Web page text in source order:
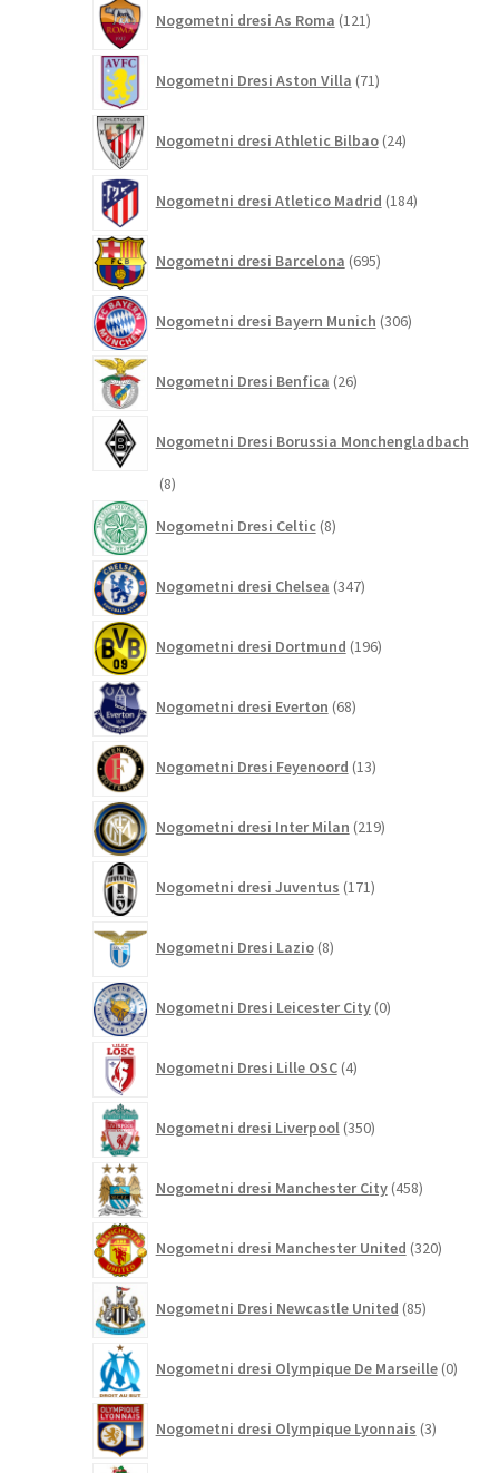
Nogometni dresi As Roma 121izdelkov
Nogometni Dresi Aston Villa 71izdelkov
Nogometni dresi Athletic Bilbao 24izdelkov
Nogometni dresi Atletico Madrid 184izdelkov
Nogometni dresi Barcelona 695izdelkov
Nogometni dresi Bayern Munich 306izdelkov
Nogometni Dresi Benfica 26izdelkov
Nogometni Dresi Borussia Monchengladbach
88
Nogometni Dresi Celtic 8izdelkov
Nogometni dresi Chelsea 347izdelkov
Nogometni dresi Dortmund 196izdelkov
Nogometni dresi Everton 68izdelkov
Nogometni Dresi Feyenoord 13izdelkov
Nogometni dresi Inter Milan 219izdelkov
Nogometni dresi Juventus 171izdelkov
Nogometni Dresi Lazio 8izdelkov
Nogometni Dresi Leicester City 0izdelkov
Nogometni Dresi Lille OSC 4izdelki
Nogometni dresi Liverpool 350izdelkov
Nogometni dresi Manchester City 458izdelkov
Nogometni dresi Manchester United 320izdelkov
Nogometni Dresi Newcastle United 85izdelkov
Nogometni dresi Olympique De Marseille 0
Nogometni dresi Olympique Lyonnais 3izdelki